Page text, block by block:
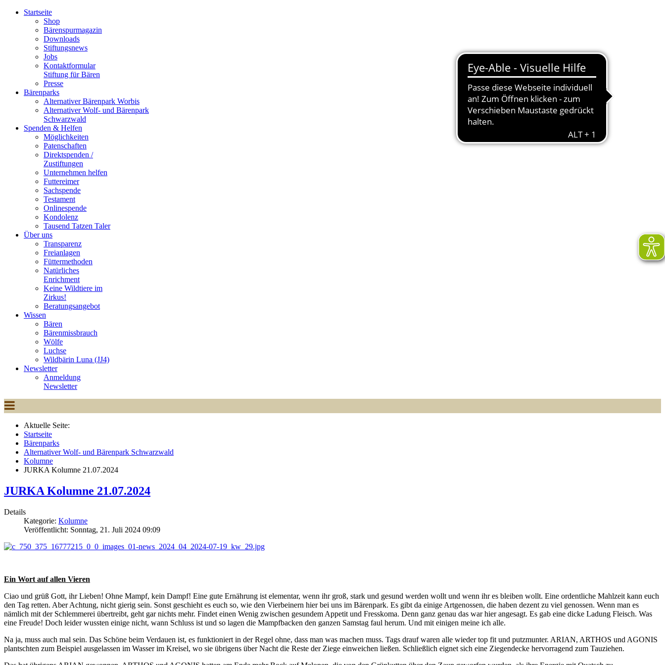
Startseite
Shop
Bärenspurmagazin
Downloads
Stiftungsnews
Jobs
Kontaktformular
Stiftung für Bären
Presse
Bärenparks
Alternativer Bärenpark Worbis
Alternativer Wolf- und Bärenpark
Schwarzwald
Spenden & Helfen
Möglichkeiten
Patenschaften
Direktspenden /
Zustiftungen
Unternehmen helfen
Futtereimer
Sachspende
Testament
Onlinespende
Kondolenz
Tausend Tatzen Taler
Über uns
Transparenz
Freianlagen
Füttermethoden
Natürliches
Enrichment
Keine Wildtiere im
Zirkus!
Beratungsangebot
Wissen
Bären
Bärenmissbrauch
Wölfe
Luchse
Wildbärin Luna (JJ4)
Newsletter
Anmeldung
Newsletter
Aktuelle Seite:
Startseite
Bärenparks
Alternativer Wolf- und Bärenpark Schwarzwald
Kolumne
JURKA Kolumne 21.07.2024
JURKA Kolumne 21.07.2024
Details
Kategorie: Kolumne
Veröffentlicht: Sonntag, 21. Juli 2024 09:09
Ein Wort auf allen Vieren
Ciao und grüß Gott, ihr Lieben! Ohne Mampf, kein Dampf! Eine gute Ernährung ist elementar, wenn ihr groß, stark und gesund werden wollt und wenn ihr es bleiben wollt. Eine ordentliche Mahlzeit kann euch
den Tag retten. Aber Achtung, nicht gierig sein. Sonst geschieht es euch so, wie den Vierbeinern hier bei uns im Bärenpark. Es gibt da einige Artgenossen, die haben dezent zu viel genossen. Wenn man es
nämlich mit der Schlemmerei übertreibt, geht gar nichts mehr. Findet einen Wenig zwischen gesundem Appetit und Fresskoma. Denn ganz genau das war hier angesagt. Es gab eine dicke Ladung Fleisch. Was
eine Freude! Doch leider wussten einige nicht, wann Schluss ist und so lagen die Mampfbacken den ganzen Samstag faul herum. Und mit einigen meine ich alle.
Na ja, muss auch mal sein. Das Schöne beim Verdauen ist, es funktioniert in der Regel ohne, dass man was machen muss. Tags drauf waren alle wieder top fit und putzmunter. ARIAN, ARTHOS und AGONIS
plantschten zum Beispiel ausgelassen im Wasser im Kreisel, wo sie übrigens über Nacht die Reste der Ziege einweichen ließen. Schließlich eignet sich eine Ziegendecke hervorragend zum Tauziehen.